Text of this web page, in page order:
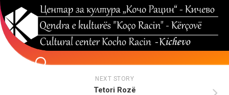
Skip
to
content
NEXT STORY
Tetori Rozë